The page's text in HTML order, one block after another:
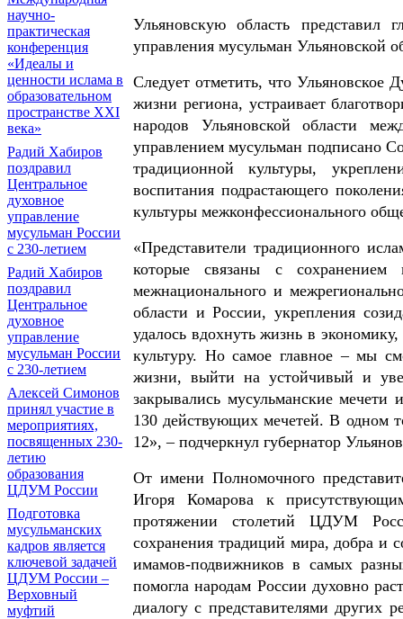
научно-
практическая
конференция
«Идеалы и
ценности ислама в
образовательном
пространстве XXI
века»
Радий Хабиров
поздравил
Центральное
духовное
управление
мусульман России
с 230-летием
Радий Хабиров
поздравил
Центральное
духовное
управление
мусульман России
с 230-летием
Алексей Симонов
принял участие в
мероприятиях,
посвященных 230-
летию
образования
ЦДУМ России
Подготовка
мусульманских
кадров является
ключевой задачей
ЦДУМ России –
Верховный
муфтий
Ульяновскую область представил
управления мусульман Ульяновской
Следует отметить, что Ульяновское
жизни региона, устраивает
народов Ульяновской области
управлением мусульман подписано
традиционной культуры,
воспитания подрастающего
культуры межконфессионального
«Представители традиционного
которые связаны с сохранением
межнационального и
области и России, укрепления
удалось вдохнуть жизнь в
культуру. Но самое главное – мы
жизни, выйти на устойчивый и
закрывались мусульманские мечети
130 действующих мечетей. В одном
12», – подчеркнул губернатор
От имени Полномочного
Игоря Комарова к
протяжении столетий ЦДУМ
сохранения традиций мира, добра и
имамов-подвижников в самых
помогла народам России духовно
диалогу с представителями других